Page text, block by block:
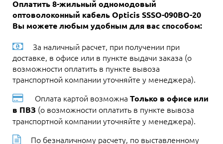
Оплатить 8-жильный одномодовый
оптоволоконный кабель Opticis SSSO-090BO-20
Вы можете любым удобным для вас способом:
За наличный расчет, при получении при
доставке, в офисе или в пункте выдачи заказа (о
возможности оплатить в пункте вывоза
транспортной компании уточняйте у менеджера).
Оплата картой возможна Только в офисе или
в ПВЗ (о возможности оплатить в пункте вывоза
транспортной компании уточняйте у менеджера).
По безналичному расчету, по выставленному